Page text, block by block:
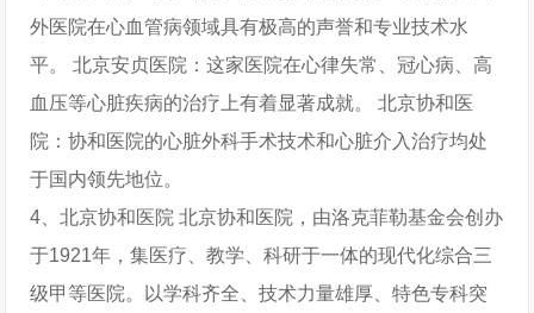
外医院在心血管病领域具有极高的声誉和专业技术水
平。 北京安贞医院：这家医院在心律失常、冠心病、高
血压等心脏疾病的治疗上有着显著成就。 北京协和医
院：协和医院的心脏外科手术技术和心脏介入治疗均处
于国内领先地位。
4、北京协和医院 北京协和医院，由洛克菲勒基金会创办
于1921年，集医疗、教学、科研于一体的现代化综合三
级甲等医院。以学科齐全、技术力量雄厚、特色专科突